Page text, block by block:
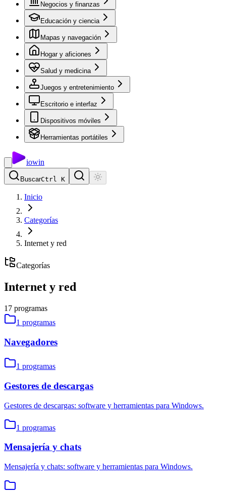
Negocios y finanzas
Educación y ciencia
Mapas y navegación
Hogar y aficiones
Salud y medicina
Juegos y entretenimiento
Escritorio e interfaz
Dispositivos móviles
Herramientas portátiles
iowin
BuscarCtrl K
Inicio
Categorías
Internet y red
Categorías
Internet y red
17 programas
1 programas
Navegadores
1 programas
Gestores de descargas
Gestores de descargas: software y herramientas para Windows.
1 programas
Mensajería y chats
Mensajería y chats: software y herramientas para Windows.